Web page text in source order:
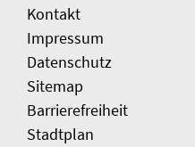
Kontakt
Impressum
Datenschutz
Sitemap
Barrierefreiheit
Stadtplan